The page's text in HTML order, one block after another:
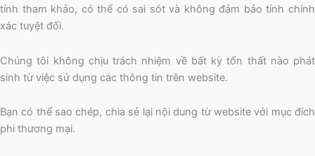
tính tham khảo, có thể có sai sót và không đảm bảo tính chính
xác tuyệt đối.
Chúng tôi không chịu trách nhiệm về bất kỳ tổn thất nào phát
sinh từ việc sử dụng các thông tin trên website.
Bạn có thể sao chép, chia sẻ lại nội dung từ website với mục đích
phi thương mại.